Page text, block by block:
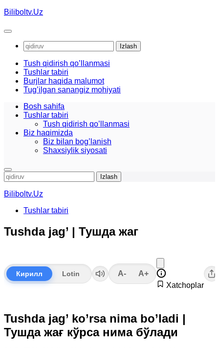
Skip
content
Biliboltv.Uz
Qidirshish:
Tush qidirish qo’llanmasi
Tushlar tabiri
Burjlar haqida malumot
Tug’ilgan sanangiz mohiyati
Bosh sahifa
Tushlar tabiri
Tush qidirish qo’llanmasi
Biz haqimizda
Biz bilan bog’lanish
Shaxsiylik siyosati
Qidirshish:
Biliboltv.Uz
Tushlar tabiri
Tushda jag’ | Тушда жаг
Кирилл Lotin A-
A+
Xatchoplar
Tushda jag’ ko’rsa nima bo’ladi |
Тушда жағ кўрса нима бўлади